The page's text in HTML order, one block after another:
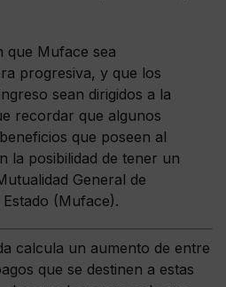
que Muface sea
progresiva, y que los
sean dirigidos a la
recordar que algunos
que poseen al
la posibilidad de tener un
General de
(Muface).
calcula un aumento de entre
que se destinen a estas